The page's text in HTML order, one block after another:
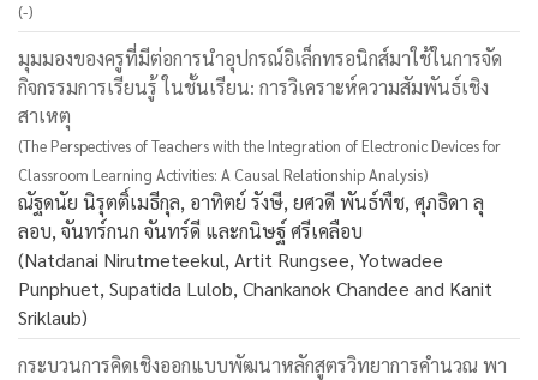
(-)
มุมมองของครูที่มีต่อการนำอุปกรณ์อิเล็กทรอนิกส์มาใช้ในการจัด
กิจกรรมการเรียนรู้ ในชั้นเรียน: การวิเคราะห์ความสัมพันธ์เชิง
สาเหตุ
(The Perspectives of Teachers with the Integration of Electronic Devices for
Classroom Learning Activities: A Causal Relationship Analysis)
ณัฐดนัย นิรุตติ์เมธีกุล, อาทิตย์ รังษี, ยศวดี พันธ์พืช, ศุภธิดา ลุ
ลอบ, จันทร์กนก จันทร์ดี และกนิษฐ์ ศรีเคลือบ
(Natdanai Nirutmeteekul, Artit Rungsee, Yotwadee
Punphuet, Supatida Lulob, Chankanok Chandee and Kanit
Sriklaub)
กระบวนการคิดเชิงออกแบบพัฒนาหลักสูตรวิทยาการคำนวณ พา